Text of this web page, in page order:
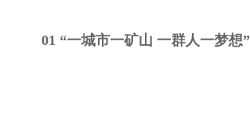
01 “一城市一矿山 一群人一梦想